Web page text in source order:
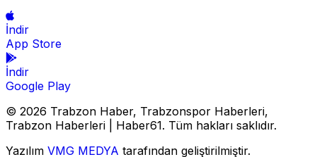
İndir
App Store
İndir
Google Play
© 2026 Trabzon Haber, Trabzonspor Haberleri,
Trabzon Haberleri | Haber61. Tüm hakları saklıdır.
Yazılım VMG MEDYA tarafından geliştirilmiştir.